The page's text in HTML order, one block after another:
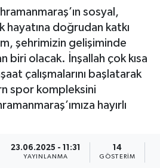
sosyal,
hayatına doğrudan katkı
şehrimizin gelişiminde
biri olacak. İnşallah çok kısa
çalışmalarını başlatarak
spor kompleksini
hayırlı
23.06.2025 - 11:31
YAYINLANMA
14
GÖSTERIM
ve Fikstür